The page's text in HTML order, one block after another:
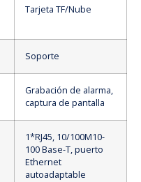
Tarjeta TF/Nube
Soporte
Grabación de alarma,
captura de pantalla
1*RJ45, 10/100M10-
100 Base-T, puerto
Ethernet
autoadaptable